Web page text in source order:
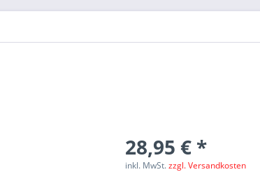
28,95 € *
inkl. MwSt.zzgl. Versandkosten